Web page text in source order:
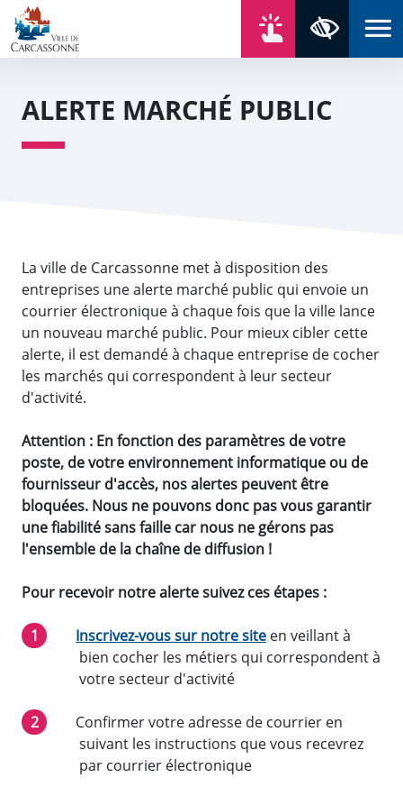
Aller au contenu
Aller au menu
Aller au plan du site
Aller à la recherche
ALERTE MARCHÉ PUBLIC
La ville de Carcassonne met à disposition des
entreprises une alerte marché public qui envoie un
courrier électronique à chaque fois que la ville lance
un nouveau marché public. Pour mieux cibler cette
alerte, il est demandé à chaque entreprise de cocher
les marchés qui correspondent à leur secteur
d'activité.
Attention : En fonction des paramètres de votre
poste, de votre environnement informatique ou de
fournisseur d'accès, nos alertes peuvent être
bloquées. Nous ne pouvons donc pas vous garantir
une fiabilité sans faille car nous ne gérons pas
l'ensemble de la chaîne de diffusion !
Pour recevoir notre alerte suivez ces étapes :
Inscrivez-vous sur notre site en veillant à
bien cocher les métiers qui correspondent à
votre secteur d'activité
Confirmer votre adresse de courrier en
suivant les instructions que vous recevrez
par courrier électronique
Panneau de gestion des cookies